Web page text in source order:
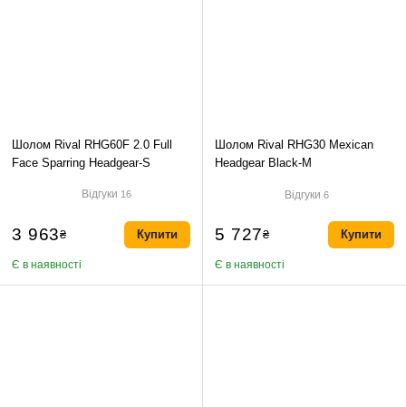
Шолом Rival RHG60F 2.0 Full
Face Sparring Headgear-S
Відгуки 16
3 963₴
Є в наявності
Купити
Шолом Rival RHG30 Mexican
Headgear Black-M
Відгуки6
5 727₴
Є в наявності
Купити